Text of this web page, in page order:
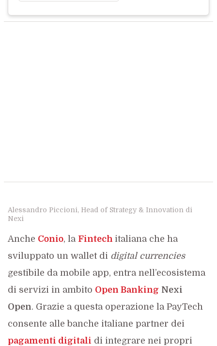
Alessandro Piccioni, Head of Strategy & Innovation di
Nexi
Anche Conio, la Fintech italiana che ha
sviluppato un wallet di digital currencies
gestibile da mobile app, entra nell’ecosistema
di servizi in ambito Open Banking Nexi
Open. Grazie a questa operazione la PayTech
consente alle banche italiane partner dei
pagamenti digitali di integrare nei propri